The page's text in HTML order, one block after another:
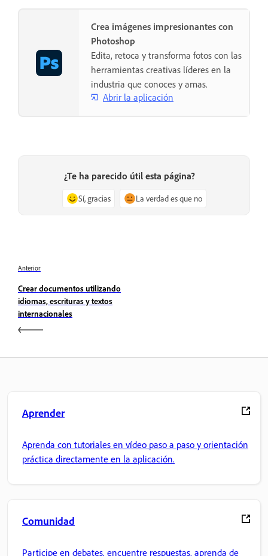
Crea imágenes impresionantes con
Photoshop
Edita, retoca y transforma fotos con las
herramientas creativas líderes en la
industria que conoces y amas.
Abrir la aplicación
¿Te ha parecido útil esta página?
Sí, gracias La verdad es que no
Anterior
Crear documentos utilizando
idiomas, escrituras y textos
internacionales
Aprender
Aprenda con tutoriales en vídeo paso a paso y orientación
práctica directamente en la aplicación.
Comunidad
Participe en debates, encuentre respuestas, aprenda de